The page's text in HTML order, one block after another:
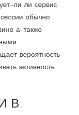
ли ли сервис
обычно
а-также
вероятность
активность
В